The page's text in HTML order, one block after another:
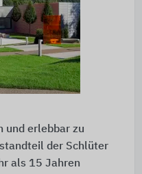
und erlebbar zu
der Schlüter
als 15 Jahren